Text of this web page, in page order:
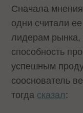
Сначала
одни считали
лидерам рынка,
способность
успешным
сооснователь
тогда сказал :